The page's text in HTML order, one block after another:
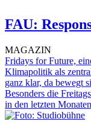
FAU:
MAGAZIN
Fridays for Future,
Klimapolitik als
ganz klar, da bewegt
Besonders die
in den letzten